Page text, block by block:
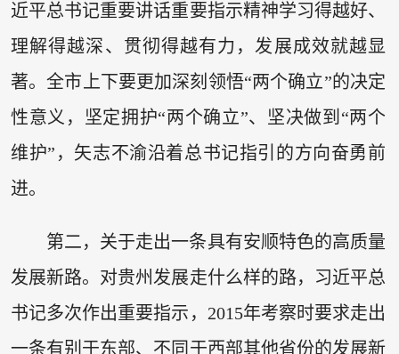
近平总书记重要讲话重要指示精神学习得越好、
理解得越深、贯彻得越有力，发展成效就越显
著。全市上下要更加深刻领悟“两个确立”的决定
性意义，坚定拥护“两个确立”、坚决做到“两个
维护”，矢志不渝沿着总书记指引的方向奋勇前
进。
第二，关于走出一条具有安顺特色的高质量
发展新路。对贵州发展走什么样的路，习近平总
书记多次作出重要指示，2015年考察时要求走出
一条有别于东部、不同于西部其他省份的发展新